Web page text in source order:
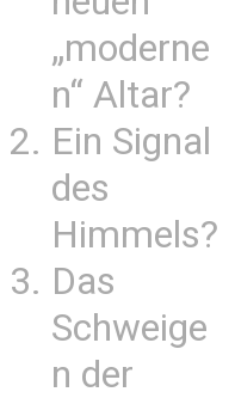
„moderne
n“ Altar?
Ein Signal
des
Himmels?
Das
Schweige
n der